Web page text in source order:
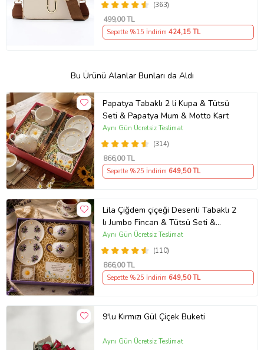
(363)
499,00 TL
Sepette %15 İndirim 424,15 TL
Bu Ürünü Alanlar Bunları da Aldı
Papatya Tabaklı 2 li Kupa & Tütsü
Seti & Papatya Mum & Motto Kart
(314)
Aynı Gün Ücretsiz Teslimat
866,00 TL
Sepette %25 İndirim 649,50 TL
Lila Çiğdem çiçeği Desenli Tabaklı 2
lı Jumbo Fincan & Tütsü Seti &
Papatya Mum &
(110)
Aynı Gün Ücretsiz Teslimat
866,00 TL
Sepette %25 İndirim 649,50 TL
9'lu Kırmızı Gül Çiçek Buketi
Aynı Gün Ücretsiz Teslimat